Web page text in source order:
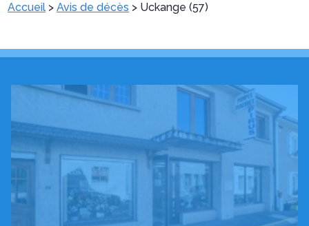
Accueil >Avis de décès > Uckange (57)